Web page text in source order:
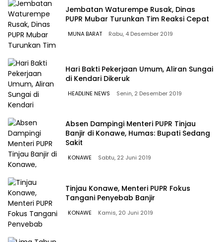
Jembatan Waturempe Rusak, Dinas
PUPR Mubar Turunkan Tim Reaksi Cepat
MUNA BARAT Rabu, 4 Desember 2019
Hari Bakti Pekerjaan Umum, Aliran Sungai
di Kendari Dikeruk
HEADLINE NEWS Senin, 2 Desember 2019
Absen Dampingi Menteri PUPR Tinjau
Banjir di Konawe, Humas: Bupati Sedang
Sakit
KONAWE Sabtu, 22 Juni 2019
Tinjau Konawe, Menteri PUPR Fokus
Tangani Penyebab Banjir
KONAWE Kamis, 20 Juni 2019